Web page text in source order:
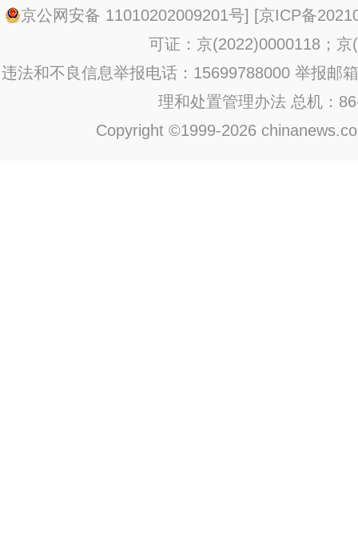
京公网安备 11010202009201号] [京ICP备
可证：京(2022)0000118；京
违法和不良信息举报电话：15699788000 举报邮
理和处置管理办法 总机：
Copyright ©1999-2026